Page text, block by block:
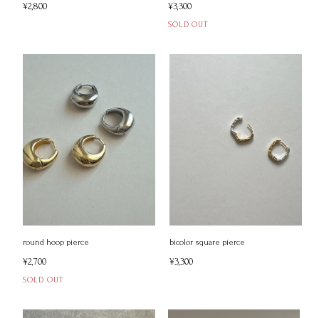
¥2,800 ¥3,300
SOLD OUT
round hoop pierce
¥2,700
SOLD OUT
bicolor square pierce
¥3,300